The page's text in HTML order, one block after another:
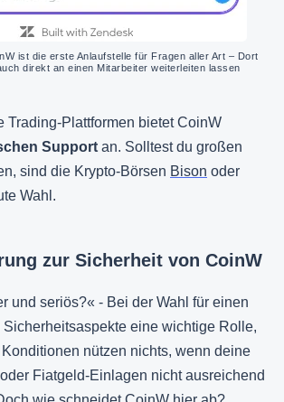
ist die erste Anlaufstelle für Fragen aller Art – Dort
direkt an einen Mitarbeiter weiterleiten lassen
Trading-Plattformen bietet CoinW
Support an. Solltest du großen
sind die Krypto-Börsen Bison oder
Wahl.
zur Sicherheit von CoinW
und seriös?« - Bei der Wahl für einen
eine wichtige Rolle,
nützen nichts, wenn deine
Fiatgeld-Einlagen nicht ausreichend